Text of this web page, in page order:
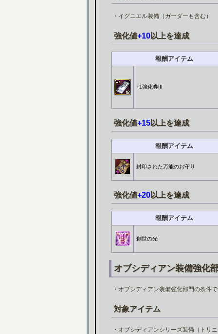
・イグニエル装備（ガーダーも含む）
強化値+10以上を達成
報酬アイテム
+1強化券III
強化値+15以上を達成
報酬アイテム
封印された万能のお守り
強化値+20以上を達成
報酬アイテム
創世の光
オブシディアン装備強化
・オブシディアン装備強化部門の条件
対象アイテム
・オブシディアンシリーズ装備（トリ